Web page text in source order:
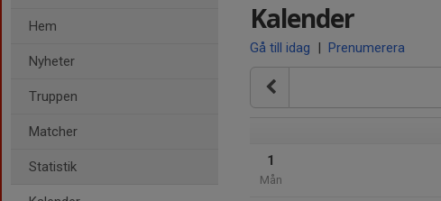
Hem
Nyheter
Truppen
Matcher
Statistik
Kalender
Gå till idag | Prenumerera
1
Mån